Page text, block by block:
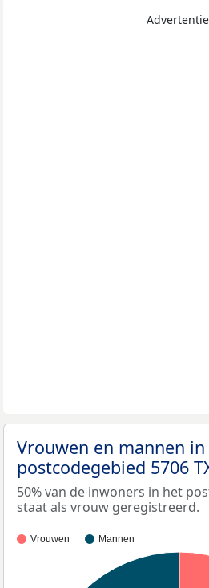
Vrouwen en mannen
postcodegebied 5706
50% van de inwoners in het
staat als vrouw geregistreerd.
Vrouwen Mannen